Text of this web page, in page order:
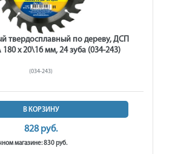
твердосплавный по дереву, ДСП
х 20\16 мм, 24 зуба (034-243)
(034-243)
В КОРЗИНУ
828 руб.
магазине: 830 руб.